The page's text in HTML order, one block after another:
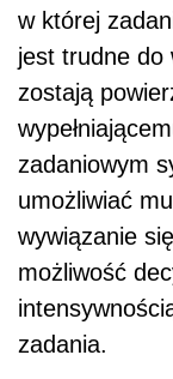
w której
jest trudne do
zostają
zadaniowym
umożliwiać
wywiązanie
możliwość
zadania.